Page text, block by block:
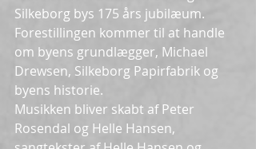
Silkeborg bys 175 års jubilæum.
Forestillingen kommer til at handle
om byens grundlægger, Michael
Drewsen, Silkeborg Papirfabrik og
byens historie.
Musikken bliver skabt af Peter
Rosendal og Helle Hansen,